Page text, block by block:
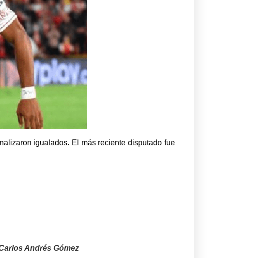
igualados. El más reciente disputado fue
Andrés Gómez